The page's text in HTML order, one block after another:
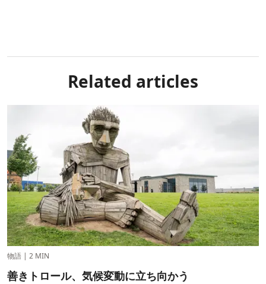
Related articles
物語 | 2 MIN
善きトロール、気候変動に立ち向かう